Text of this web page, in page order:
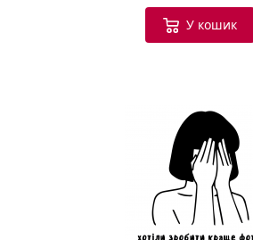
У кошик